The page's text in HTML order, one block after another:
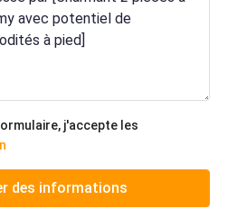
j'accepte les
des informations